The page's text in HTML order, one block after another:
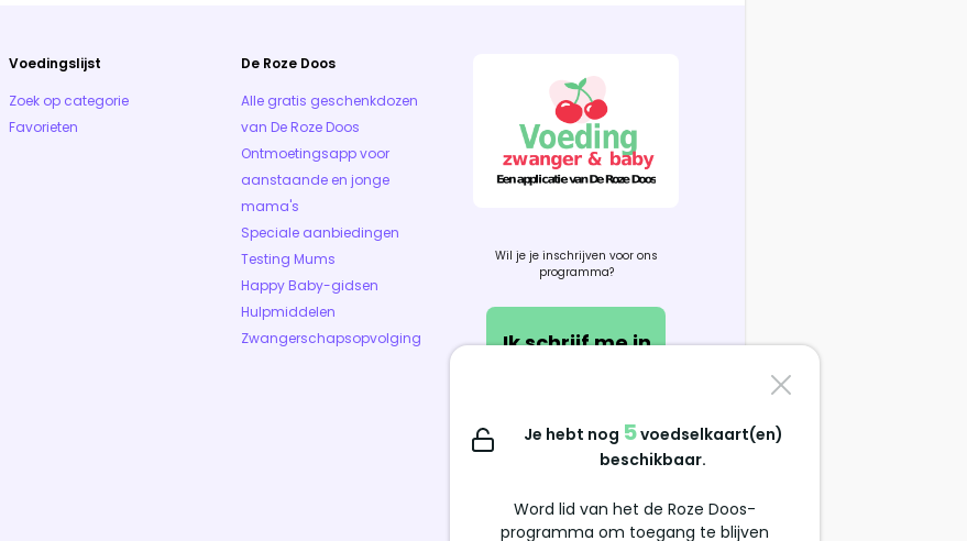
Voedingslijst
Zoek op categorie
Favorieten
De Roze Doos
Alle gratis geschenkdozen
van De Roze Doos
Ontmoetingsapp voor
aanstaande en jonge
mama's
Speciale aanbiedingen
Testing Mums
Happy Baby-gidsen
Hulpmiddelen
Zwangerschapsopvolging
Wil je je inschrijven voor ons
programma?
Ik schrijf me in
Contacteer ons
support@alimentation-
Je hebt nog 5voedselkaart(en)
beschikbaar.
Word lid van het de Roze Doos-
programma om toegang te blijven